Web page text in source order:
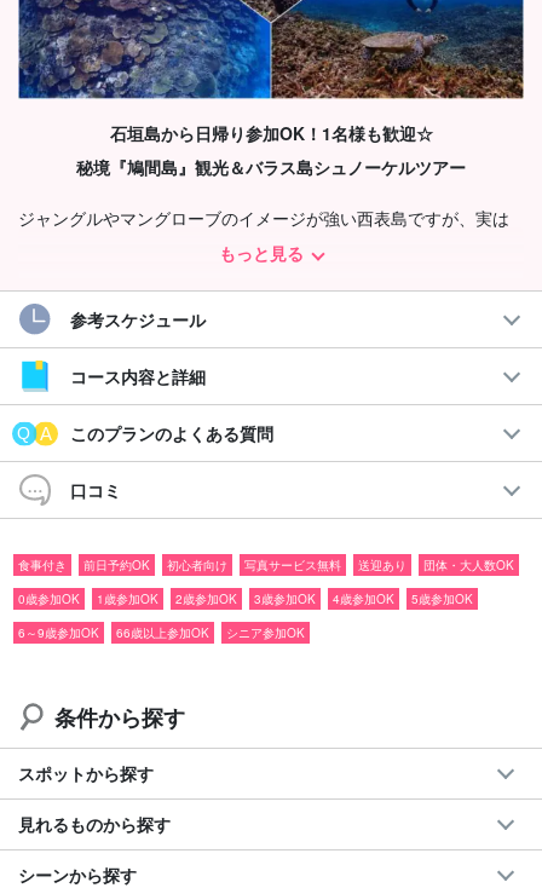
石垣島から日帰り参加OK！1名様も歓迎☆
秘境『鳩間島』観光＆バラス島シュノーケルツアー
ジャングルやマングローブのイメージが強い西表島ですが、実は
海の中は、素晴らしいサンゴ礁が広がっているんです！
「石西礁湖」と呼ばれる
流と海から運ばれるミネラルの恵みにより、海の中は魚たちとサ
ンゴの楽園です。
おすすめポイント
◆手ぶらで参加可能
◆
◆家族旅行にぴったりのアクティビティ
◆西表島の大自然を感じるエコツアー
るチャンスがあります♪
もっと見る
参考スケジュール
コース内容と詳細
このプランのよくある質問
口コミ
食事付き 前日予約OK 初心者向け 写真サービス無料 送迎あり
団体・大人数OK
0歳参加OK
1歳参加OK 2歳参加OK 3歳参加OK 4歳参加OK
5歳参加OK
6～9歳参加OK
66歳以上参加OK シニア参加OK
条件から探す
スポットから探す
見れるものから探す
シーンから探す